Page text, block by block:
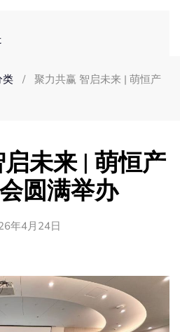
类
聚力共赢 智启未来 | 萌恒产
未来 | 萌恒产
圆满举办
年4月24日